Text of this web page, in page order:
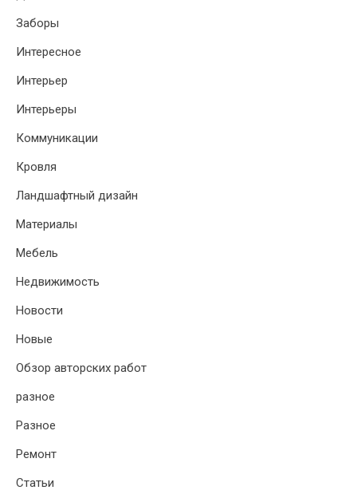
Заборы
Интересное
Интерьер
Интерьеры
Коммуникации
Кровля
Ландшафтный дизайн
Материалы
Мебель
Недвижимость
Новости
Новые
Обзор авторских работ
разное
Разное
Ремонт
Статьи